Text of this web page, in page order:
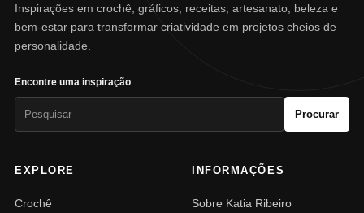
Inspirações em crochê, gráficos, receitas, artesanato, beleza e
bem-estar para transformar criatividade em projetos cheios de
personalidade.
Encontre uma inspiração
Procurar
EXPLORE
Crochê
INFORMAÇÕES
Sobre Katia Ribeiro